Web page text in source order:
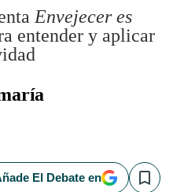
Envejecer es
entender y aplicar
El Debate en Save